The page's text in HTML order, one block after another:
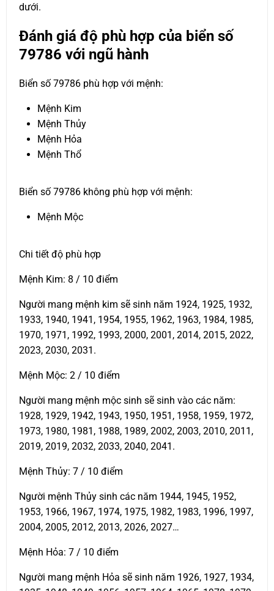
dưới.
Đánh giá độ phù hợp của biển số
79786 với ngũ hành
Biển số 79786 phù hợp với mệnh:
Mệnh Kim
Mệnh Thủy
Mệnh Hỏa
Mệnh Thổ
Biển số 79786 không phù hợp với mệnh:
Mệnh Mộc
Chi tiết độ phù hợp
Mệnh Kim: 8 / 10 điểm
Người mang mệnh kim sẽ sinh năm 1924, 1925, 1932,
1933, 1940, 1941, 1954, 1955, 1962, 1963, 1984, 1985,
1970, 1971, 1992, 1993, 2000, 2001, 2014, 2015, 2022,
2023, 2030, 2031.
Mệnh Mộc: 2 / 10 điểm
Người mang mệnh mộc sinh sẽ sinh vào các năm:
1928, 1929, 1942, 1943, 1950, 1951, 1958, 1959, 1972,
1973, 1980, 1981, 1988, 1989, 2002, 2003, 2010, 2011,
2019, 2019, 2032, 2033, 2040, 2041.
Mệnh Thủy: 7 / 10 điểm
Người mệnh Thủy sinh các năm 1944, 1945, 1952,
1953, 1966, 1967, 1974, 1975, 1982, 1983, 1996, 1997,
2004, 2005, 2012, 2013, 2026, 2027…
Mệnh Hỏa: 7 / 10 điểm
Người mang mệnh Hỏa sẽ sinh năm 1926, 1927, 1934,